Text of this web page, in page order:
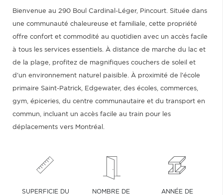
Bienvenue au 290 Boul Cardinal-Léger, Pincourt. Située dans
une communauté chaleureuse et familiale, cette propriété
offre confort et commodité au quotidien avec un accès facile
à tous les services essentiels. À distance de marche du lac et
de la plage, profitez de magnifiques couchers de soleil et
d'un environnement naturel paisible. À proximité de l'école
primaire Saint-Patrick, Edgewater, des écoles, commerces,
gym, épiceries, du centre communautaire et du transport en
commun, incluant un accès facile au train pour les
déplacements vers Montréal.
SUPERFICIE DU
NOMBRE DE
ANNÉE DE